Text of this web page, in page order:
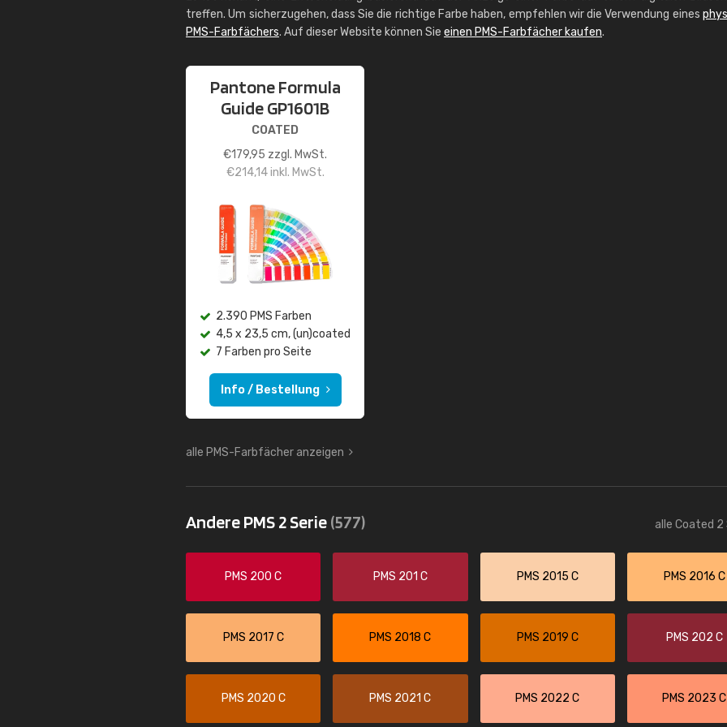
treffen. Um sicherzugehen, dass Sie die richtige Farbe haben, empfehlen wir die Verwendung eines
PMS-Farbfächers. Auf dieser Website können Sie einen PMS-Farbfächer kaufen.
Pantone Formula
Guide GP1601B
COATED
€179,95 zzgl. MwSt.
€214,14inkl. MwSt.
2.390 PMS Farben
4,5 x 23,5 cm, (un)coated
7 Farben pro Seite
Info / Bestellung
alle PMS-Farbfächer anzeigen
Andere PMS 2 Serie(577) alle Coated 2
PMS 200 C PMS 201 C PMS 2015 C PMS 2016 C
PMS 2017 C PMS 2018 C PMS 2019 C PMS 202 C
PMS 2020 C PMS 2021 C PMS 2022 C PMS 2023 C